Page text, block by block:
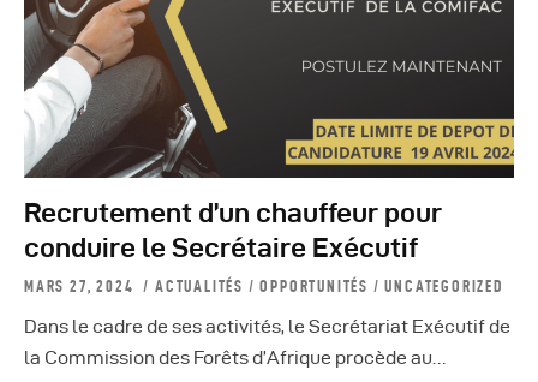
Recrutement d’un chauffeur pour
conduire le Secrétaire Exécutif
MARS 27, 2024 ACTUALITÉS /OPPORTUNITÉS /UNCATEGORIZED
Dans le cadre de ses activités, le Secrétariat Exécutif de
la Commission des Forêts d’Afrique procède au…